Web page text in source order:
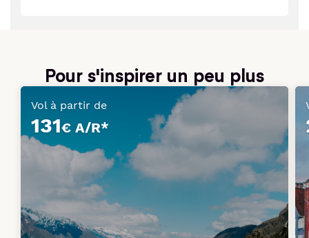
Pour s'inspirer un peu plus
Vol à partir de
131€ A/R*